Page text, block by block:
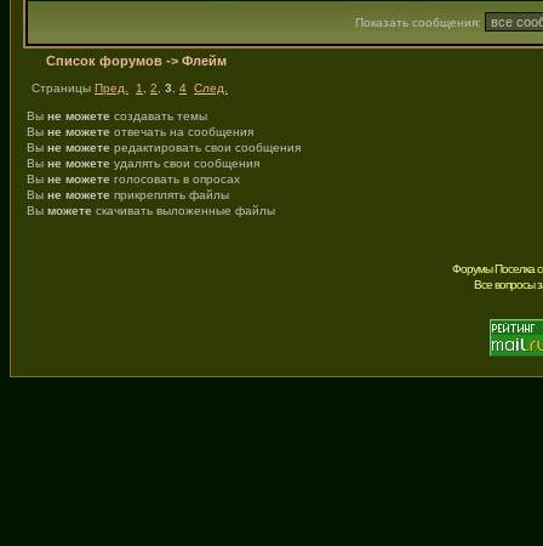
Показать сообщения:
Список форумов -> Флейм
Страницы Пред. 1 2 3 4 След.
Вы не можете создавать темы
Вы не можете отвечать на сообщения
Вы не можете редактировать свои сообщения
Вы не можете удалять свои сообщения
Вы не можете голосовать в опросах
Вы не можете прикреплять файлы
Вы можете скачивать выложенные файлы
Форумы Поселка
Все вопросы